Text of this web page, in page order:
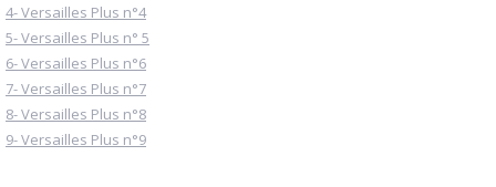
4- Versailles Plus n°4
5- Versailles Plus n° 5
6- Versailles Plus n°6
7- Versailles Plus n°7
8- Versailles Plus n°8
9- Versailles Plus n°9